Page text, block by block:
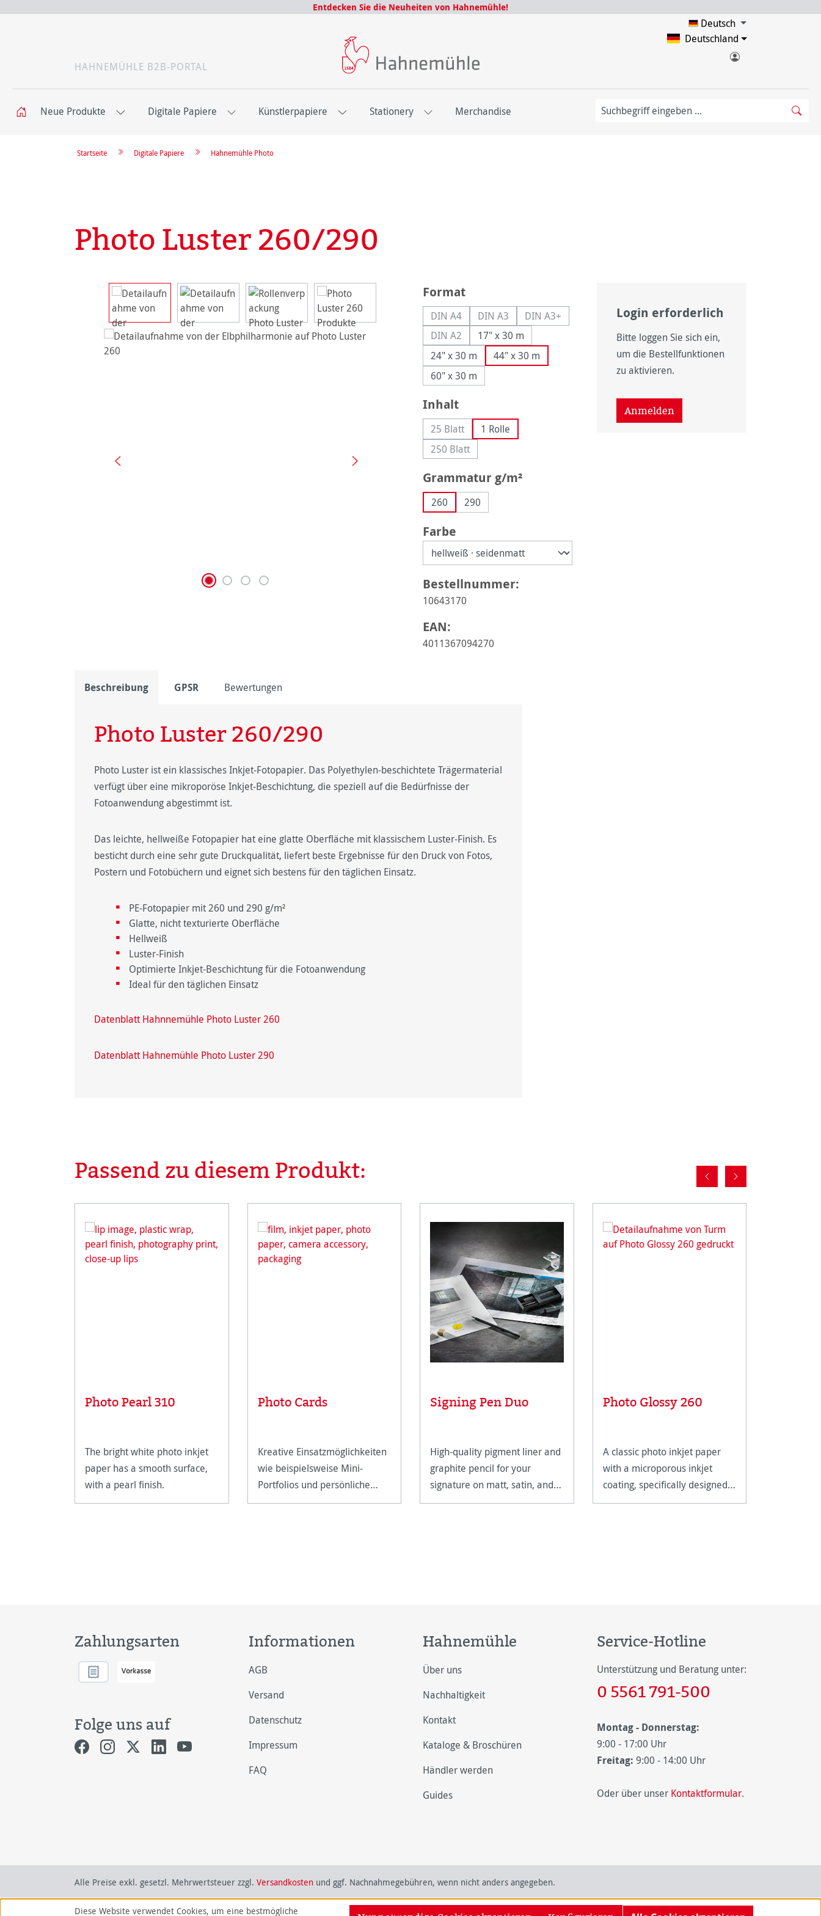
Entdecken Sie die Neuheiten von Hahnemühle!
HAHNEMÜHLE B2B-PORTAL
Deutsch
Deutschland
Neue Produkte Digitale Papiere Künstlerpapiere Stationery Merchandise
Hahnemühle Photo
Digitale Papiere
Startseite
Photo Luster 260/290
Bildergalerie überspringen Formatauswählen
DIN A4(Diese Option ist zurzeit nicht verfügbar.)
DIN A3(Diese Option ist zurzeit nicht verfügbar.)
DIN A3+(Diese Option ist zurzeit nicht verfügbar.)
DIN A2(Diese Option ist zurzeit nicht verfügbar.)
17" x 30 m
24" x 30 m
44" x 30 m
60" x 30 m
Inhaltauswählen
25 Blatt(Diese Option ist zurzeit nicht verfügbar.)
1 Rolle
250 Blatt(Diese Option ist zurzeit nicht verfügbar.)
Grammatur g/m²
260 290
Farbe
Bestellnummer:
10643170
EAN:
4011367094270
Login erforderlich
Bitte loggen Sie sich ein,
um die Bestellfunktionen
zu aktivieren.
Anmelden
Beschreibung GPSR Bewertungen
Photo Luster 260/290
Photo Luster ist ein klassisches Inkjet-Fotopapier. Das Polyethylen-beschichtete Trägermaterial
verfügt über eine mikroporöse Inkjet-Beschichtung, die speziell auf die Bedürfnisse der
Fotoanwendung abgestimmt ist.
Das leichte, hellweiße Fotopapier hat eine glatte Oberfläche mit klassischem Luster-Finish. Es
besticht durch eine sehr gute Druckqualität, liefert beste Ergebnisse für den Druck von Fotos,
Postern und Fotobüchern und eignet sich bestens für den täglichen Einsatz.
PE-Fotopapier mit 260 und 290 g/m²
Glatte, nicht texturierte Oberfläche
Hellweiß
Luster-Finish
Optimierte Inkjet-Beschichtung für die Fotoanwendung
Ideal für den täglichen Einsatz
Datenblatt Hahnnemühle Photo Luster 260
Datenblatt Hahnemühle Photo Luster 290
Produktgalerie überspringen
Passend zu diesem Produkt:
Photo Pearl 310
The bright white photo inkjet
paper has a smooth surface,
with a pearl finish.
Photo Cards
Kreative Einsatzmöglichkeiten
wie beispielsweise Mini-
Portfolios und persönliche
Grußkarten.
Signing Pen Duo
High-quality pigment liner and
graphite pencil for your
signature on matt, satin, and
high-gloss paper surfaces.
Photo Glossy 260
A classic photo inkjet paper
with a microporous inkjet
coating, specifically designed
for photo application.
Zahlungsarten
Folge uns auf
Informationen
AGB
Versand
Datenschutz
Impressum
FAQ
Hahnemühle
Über uns
Nachhaltigkeit
Kontakt
Kataloge & Broschüren
Händler werden
Guides
Service-Hotline
Unterstützung und Beratung unter:
0 5561 791-500
Montag - Donnerstag:
9:00 - 17:00 Uhr
Freitag: 9:00 - 14:00 Uhr
Oder über unser Kontaktformular.
Alle Preise exkl. gesetzl. Mehrwertsteuer zzgl. Versandkosten und ggf. Nachnahmegebühren, wenn nicht anders angegeben.
Diese Website verwendet Cookies, um eine bestmögliche